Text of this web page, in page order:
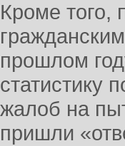
Кроме того,
прошлом
статистику
жалоб на
пришли